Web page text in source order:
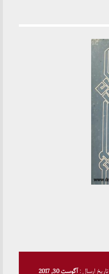
تاریخ ارسال :آگوست 30, 2017